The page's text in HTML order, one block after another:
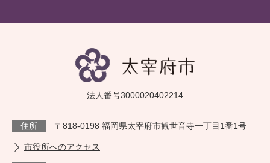
法人番号3000020402214
住所 〒818-0198 福岡県太宰府市観世音寺一丁目1番1号
市役所へのアクセス